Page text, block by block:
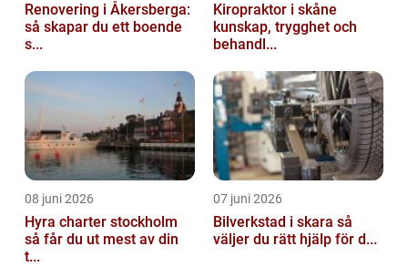
Renovering i Åkersberga:
så skapar du ett boende
s...
Kiropraktor i skåne
kunskap, trygghet och
behandl...
08 juni 2026
Hyra charter stockholm
så får du ut mest av din
t...
07 juni 2026
Bilverkstad i skara så
väljer du rätt hjälp för d...